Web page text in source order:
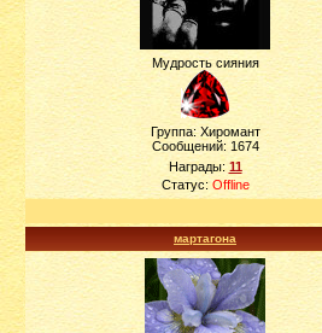
Мудрость сияния
Группа: Хиромант
Сообщений: 1674
Награды:11
Статус: Offline
мартагона